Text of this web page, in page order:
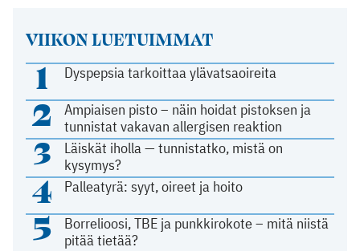
VIIKON LUETUIMMAT
1 Dyspepsia tarkoittaa ylävatsaoireita
2
Ampiaisen pisto – näin hoidat pistoksen ja
tunnistat vakavan allergisen reaktion
3
Läiskät iholla — tunnistatko, mistä on
kysymys?
4 Palleatyrä: syyt, oireet ja hoito
5
Borrelioosi, TBE ja punkkirokote – mitä niistä
pitää tietää?